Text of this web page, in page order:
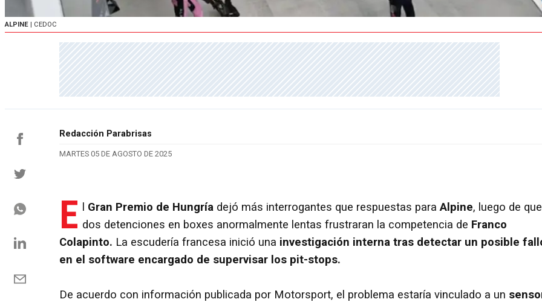
ALPINE | CEDOC
Redacción Parabrisas
MARTES 05 DE AGOSTO DE 2025
E l Gran Premio de Hungría dejó más interrogantes que respuestas paraAlpine, luego de que
dos detenciones en boxes anormalmente lentas frustraran la competencia de Franco
Colapinto. La escudería francesa inició una investigación interna tras detectar un posible
en el software encargado de supervisar los pit-stops.
De acuerdo con información publicada por Motorsport, el problema estaría vinculado a un